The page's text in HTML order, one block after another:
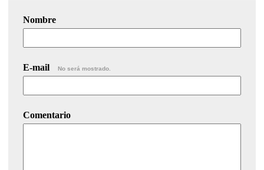
Nombre
E-mail No será mostrado.
Comentario